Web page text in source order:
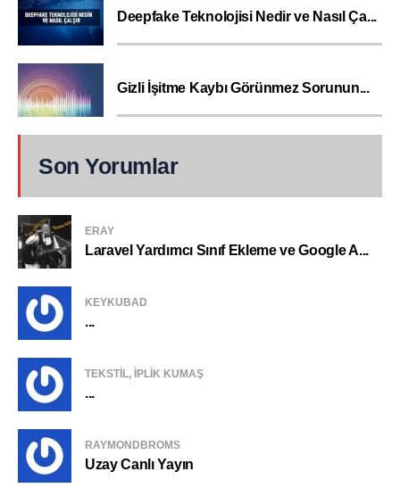
Deepfake Teknolojisi Nedir ve Nasıl Ça...
Gizli İşitme Kaybı Görünmez Sorunun...
Son Yorumlar
ERAY
Laravel Yardımcı Sınıf Ekleme ve Google A...
KEYKUBAD
...
TEKSTIL, IPLIK KUMAŞ
...
RAYMONDBROMS
Uzay Canlı Yayın